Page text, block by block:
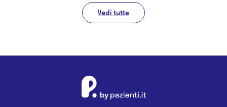
Vedi tutte